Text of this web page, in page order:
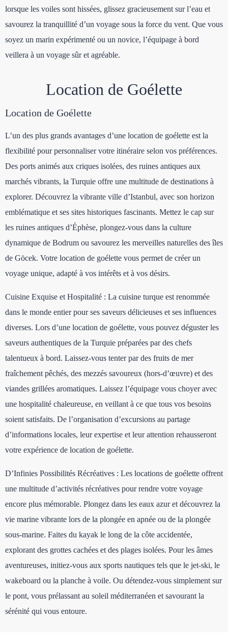
lorsque les voiles sont hissées, glissez gracieusement sur l’eau et
savourez la tranquillité d’un voyage sous la force du vent. Que vous
soyez un marin expérimenté ou un novice, l’équipage à bord
veillera à un voyage sûr et agréable.
Location de Goélette
Location de Goélette
L’un des plus grands avantages d’une location de goélette est la
flexibilité pour personnaliser votre itinéraire selon vos préférences.
Des ports animés aux criques isolées, des ruines antiques aux
marchés vibrants, la Turquie offre une multitude de destinations à
explorer. Découvrez la vibrante ville d’Istanbul, avec son horizon
emblématique et ses sites historiques fascinants. Mettez le cap sur
les ruines antiques d’Éphèse, plongez-vous dans la culture
dynamique de Bodrum ou savourez les merveilles naturelles des îles
de Göcek. Votre location de goélette vous permet de créer un
voyage unique, adapté à vos intérêts et à vos désirs.
Cuisine Exquise et Hospitalité : La cuisine turque est renommée
dans le monde entier pour ses saveurs délicieuses et ses influences
diverses. Lors d’une location de goélette, vous pouvez déguster les
saveurs authentiques de la Turquie préparées par des chefs
talentueux à bord. Laissez-vous tenter par des fruits de mer
fraîchement pêchés, des mezzés savoureux (hors-d’œuvre) et des
viandes grillées aromatiques. Laissez l’équipage vous choyer avec
une hospitalité chaleureuse, en veillant à ce que tous vos besoins
soient satisfaits. De l’organisation d’excursions au partage
d’informations locales, leur expertise et leur attention rehausseront
votre expérience de location de goélette.
D’Infinies Possibilités Récréatives : Les locations de goélette offrent
une multitude d’activités récréatives pour rendre votre voyage
encore plus mémorable. Plongez dans les eaux azur et découvrez la
vie marine vibrante lors de la plongée en apnée ou de la plongée
sous-marine. Faites du kayak le long de la côte accidentée,
explorant des grottes cachées et des plages isolées. Pour les âmes
aventureuses, initiez-vous aux sports nautiques tels que le jet-ski, le
wakeboard ou la planche à voile. Ou détendez-vous simplement sur
le pont, vous prélassant au soleil méditerranéen et savourant la
sérénité qui vous entoure.